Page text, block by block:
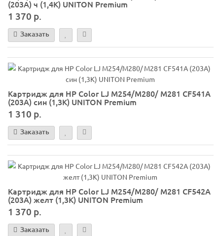
(203A) ч (1,4K) UNITON Premium
1 370 р.
Заказать
Картридж для HP Color LJ M254/M280/ M281 CF541A
(203A) син (1,3K) UNITON Premium
1 310 р.
Заказать
Картридж для HP Color LJ M254/M280/ M281 CF542A
(203A) желт (1,3K) UNITON Premium
1 370 р.
Заказать